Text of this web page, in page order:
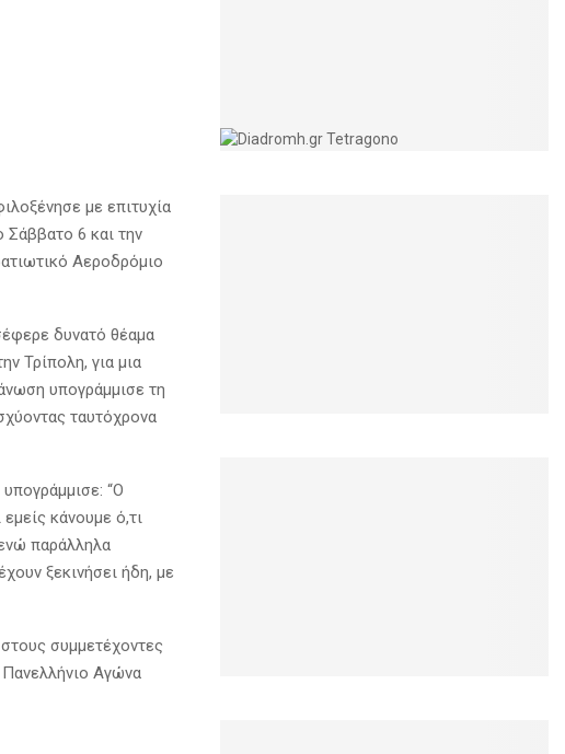
με επιτυχία
Σάββατο 6 και την
Αεροδρόμιο
δυνατό θέαμα
Τρίπολη, για μια
υπογράμμισε τη
ταυτόχρονα
“Ο
κάνουμε ό,τι
παράλληλα
ξεκινήσει ήδη, με
συμμετέχοντες
Αγώνα